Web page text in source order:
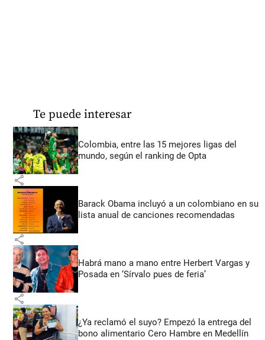
Te puede interesar
Colombia, entre las 15 mejores ligas del
mundo, según el ranking de Opta
share
Barack Obama incluyó a un colombiano en su
lista anual de canciones recomendadas
share
Habrá mano a mano entre Herbert Vargas y
Posada en ‘Sírvalo pues de feria’
share
¿Ya reclamó el suyo? Empezó la entrega del
bono alimentario Cero Hambre en Medellín